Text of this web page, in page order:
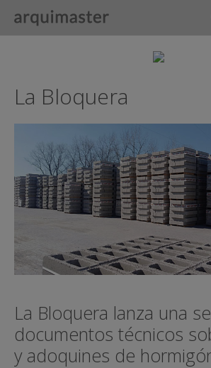
La Bloquera
La Bloquera lanza una
documentos técnicos
y adoquines de